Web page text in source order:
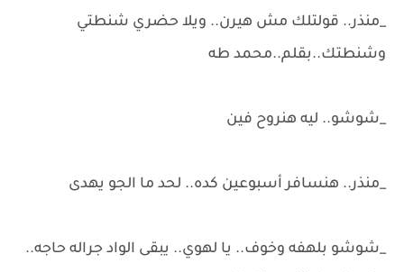
_منذر.. قولتلك مش هيرن.. ويلا حضري شنطتي
وشنطتك..بقلم..محمد طه
_شوشو.. ليه هنروح فين
_منذر.. هنسافر أسبوعين كده.. لحد ما الجو يهدى
_شوشو بلهفه وخوف.. يا لهوي.. يبقى الواد جراله حاجه..